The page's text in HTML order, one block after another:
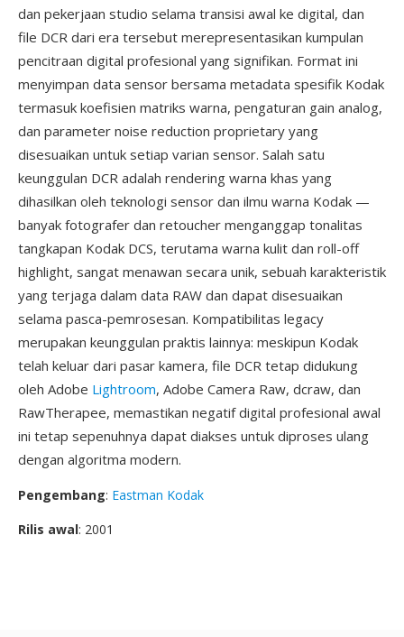
dan pekerjaan studio selama transisi awal ke digital, dan
file DCR dari era tersebut merepresentasikan kumpulan
pencitraan digital profesional yang signifikan. Format ini
menyimpan data sensor bersama metadata spesifik Kodak
termasuk koefisien matriks warna, pengaturan gain analog,
dan parameter noise reduction proprietary yang
disesuaikan untuk setiap varian sensor. Salah satu
keunggulan DCR adalah rendering warna khas yang
dihasilkan oleh teknologi sensor dan ilmu warna Kodak —
banyak fotografer dan retoucher menganggap tonalitas
tangkapan Kodak DCS, terutama warna kulit dan roll-off
highlight, sangat menawan secara unik, sebuah karakteristik
yang terjaga dalam data RAW dan dapat disesuaikan
selama pasca-pemrosesan. Kompatibilitas legacy
merupakan keunggulan praktis lainnya: meskipun Kodak
telah keluar dari pasar kamera, file DCR tetap didukung
oleh Adobe Lightroom, Adobe Camera Raw, dcraw, dan
RawTherapee, memastikan negatif digital profesional awal
ini tetap sepenuhnya dapat diakses untuk diproses ulang
dengan algoritma modern.
Pengembang: Eastman Kodak
Rilis awal: 2001